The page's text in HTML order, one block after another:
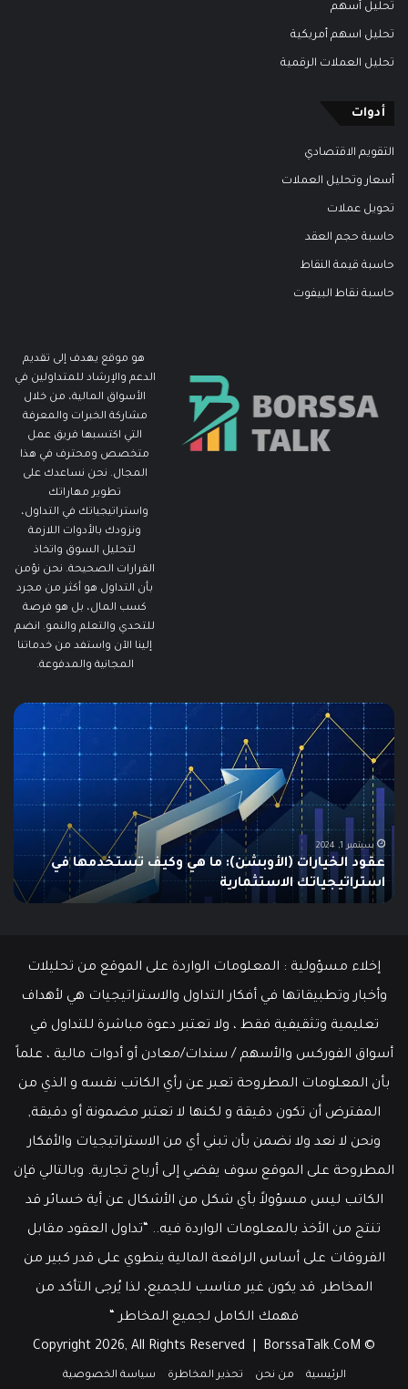
تحليل أسهم
تحليل اسهم أمريكية
تحليل العملات الرقمية
أدوات
التقويم الاقتصادي
أسعار وتحليل العملات
تحويل عملات
حاسبة حجم العقد
حاسبة قيمة النقاط
حاسبة نقاط البيفوت
هو موقع يهدف إلى تقديم
الدعم والإرشاد للمتداولين في
الأسواق المالية، من خلال
مشاركة الخبرات والمعرفة
التي اكتسبها فريق عمل
متخصص ومحترف في هذا
المجال. نحن نساعدك على
تطوير مهاراتك
واستراتيجياتك في التداول،
ونزودك بالأدوات اللازمة
لتحليل السوق واتخاذ
القرارات الصحيحة. نحن نؤمن
بأن التداول هو أكثر من مجرد
كسب المال، بل هو فرصة
للتحدي والتعلم والنمو. انضم
إلينا الآن واستفد من خدماتنا
المجانية والمدفوعة.
ما
هو
الـ
Swing
دليلك
الشامل
للمبتدئين
يونيو 10, 2025
ما هو الـ Swing Trading؟ دليلك الشامل للمبتدئين
إخلاء مسؤولية : المعلومات الواردة على الموقع من تحليلات
وأخبار وتطبيقاتها في أفكار التداول والاستراتيجيات هي لأهداف
تعليمية وتثقيفية فقط ، ولا تعتبر دعوة مباشرة للتداول في
أسواق الفوركس والأسهم / سندات/معادن أو أدوات مالية ، علماً
بأن المعلومات المطروحة تعبر عن رأي الكاتب نفسه و الذي من
المفترض أن تكون دقيقة و لكنها لا تعتبر مضمونة أو دقيقة,
ونحن لا نعد ولا نضمن بأن تبني أي من الاستراتيجيات والأفكار
المطروحة على الموقع سوف يفضي إلى أرباح تجارية. وبالتالي فإن
الكاتب ليس مسؤولاً بأي شكل من الأشكال عن أية خسائر قد
تنتج من الأخذ بالمعلومات الواردة فيه.. “تداول العقود مقابل
الفروقات على أساس الرافعة المالية ينطوي على قدر كبير من
المخاطر. قد يكون غير مناسب للجميع، لذا يُرجى التأكد من
فهمك الكامل لجميع المخاطر “
© Copyright 2026, All Rights Reserved |
BorssaTalk.CoM
الرئيسية من نحن تحذير المخاطرة سياسة الخصوصية